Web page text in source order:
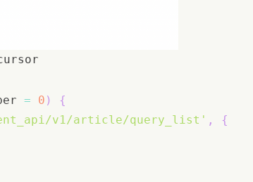
= 0 )
{
v1/article/query_list' ,
{